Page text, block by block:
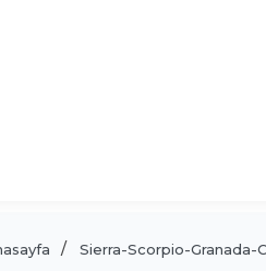
Sierra-Scorpio-Granada-